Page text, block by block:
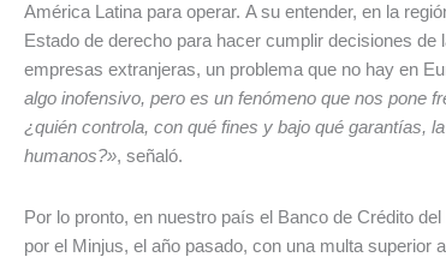
América Latina para operar. A su entender, en la
Estado de derecho para hacer cumplir decisiones de
empresas extranjeras, un problema que no hay en
algo inofensivo, pero es un fenómeno que nos pone
¿quién controla, con qué fines y bajo qué garantías,
humanos?», señaló.
Por lo pronto, en nuestro país el Banco de Crédito
por el Minjus, el año pasado, con una multa superior